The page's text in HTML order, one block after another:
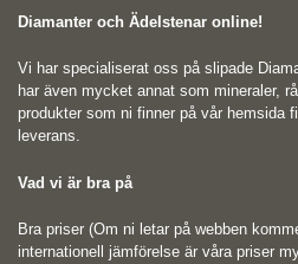
Diamanter och Ädelstenar online!
Vi har specialiserat oss på slipade
har även mycket annat som mineraler,
produkter som ni finner på vår hemsida
leverans.
Vad vi är bra på
Bra priser (Om ni letar på webben
internationell jämförelse är våra priser